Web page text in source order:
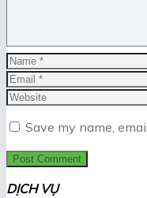
Save my name,
DỊCH VỤ